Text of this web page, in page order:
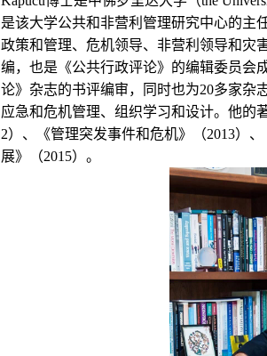
是该大学公共和非营利管理研究中心的主
政策和管理、危机领导、非营利领导和灾
编，也是《公共行政评论》的编辑委员会
论》杂志的书评编审，同时也为20多家杂
应急和危机管理、组织学习和设计。他的
2）、《管理突发事件和危机》（2013）、
展》（2015）。